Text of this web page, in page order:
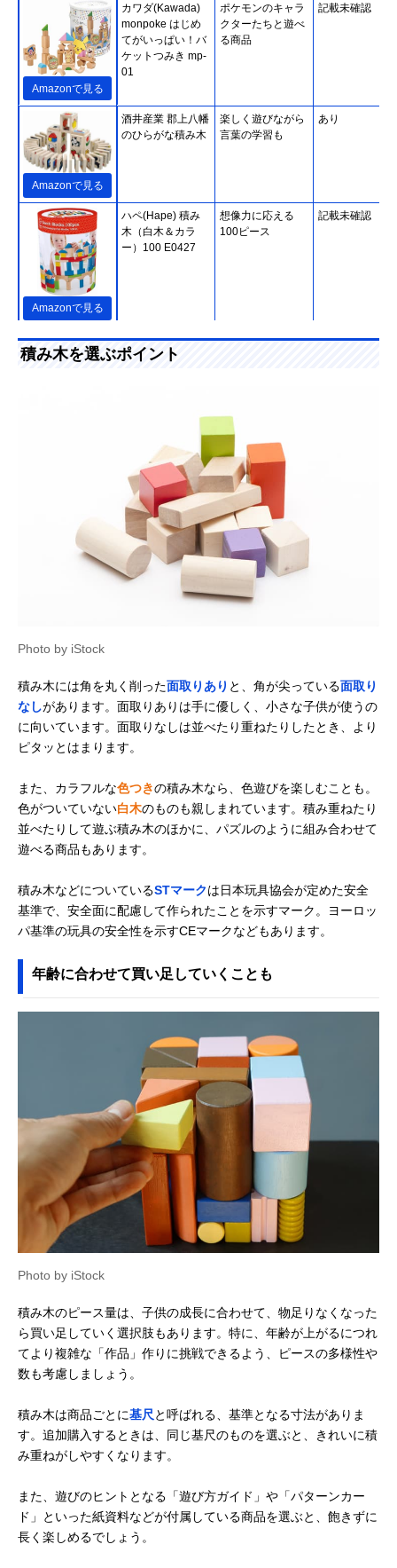
Amazonで見る
カワダ(Kawada)
monpoke はじめ
てがいっぱい！バ
ケットつみき mp-
01
ポケモンのキャラ
クターたちと遊べ
る商品
記載未確認
Amazonで見る
酒井産業 郡上八幡
のひらがな積み木
楽しく遊びながら
言葉の学習も
あり
Amazonで見る
ハペ(Hape) 積み
木（白木＆カラ
ー）100 E0427
想像力に応える
100ピース
記載未確認
ピープル お米のど
うぶつつみき いろ
素材にお米を使っ
あり
Amazonで見る
アガツマ ピノチオ
アンパンマン 天才
脳筒入りつみ木
男の子にも女の子
にも人気のキャラ
クター商品
Amazonで見る
エド・インター 音
いっぱいつみき
遊び方いろいろの
音が鳴る積み木
Amazonで見る
くもん出版
(KUMON
PUBLISHING) 図
形キューブつみき
WK-33
立体感覚を育てる
キューブタイプ
記載未確認
Amazonで見る
STANDARD 32
the medium
Starter Set
びを楽しめるセッ
ト
Amazonで見る
ボーネルンド
ジナル積み木 カラ
ー（積み木のほん
付）BZID001
み木
ブリオ(BRIO) つみ
天然木を使ったナ
ン
積み木を選ぶポイント
Photo by iStock
積み木には角を丸く削った面取りあり と、角が尖っている面取り
なしがあります。面取りありは手に優しく、小さな子供が使うの
に向いています。面取りなしは並べたり重ねたりしたとき、より
ピタッとはまります。
また、カラフルな色つきの積み木なら、色遊びを楽しむことも。
色がついていない白木のものも親しまれています。積み重ねたり
並べたりして遊ぶ積み木のほかに、パズルのように組み合わせて
遊べる商品もあります。
積み木などについているSTマークは日本玩具協会が定めた安全
基準で、安全面に配慮して作られたことを示すマーク。ヨーロッ
パ基準の玩具の安全性を示すCEマークなどもあります。
年齢に合わせて買い足していくことも
Photo by iStock
積み木のピース量は、子供の成長に合わせて、物足りなくなった
ら買い足していく選択肢もあります。特に、年齢が上がるにつれ
てより複雑な「作品」作りに挑戦できるよう、ピースの多様性や
数も考慮しましょう。
積み木は商品ごとに基尺 と呼ばれる、基準となる寸法がありま
す。追加購入するときは、同じ基尺のものを選ぶと、きれいに積
み重ねがしやすくなります。
また、遊びのヒントとなる「遊び方ガイド」や「パターンカー
ド」といった紙資料などが付属している商品を選ぶと、飽きずに
長く楽しめるでしょう。